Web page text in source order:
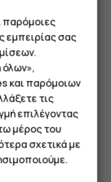
χρήσης
δίπλα στη γραμμή
δίπλα στη γραμμή
παρόμοιες
εμπειρίας σας
όλων»,
και παρόμοιων
τις
επιλέγοντας
μέρος του
σχετικά με